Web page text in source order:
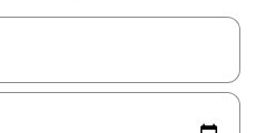
disponibles, podrás navegar